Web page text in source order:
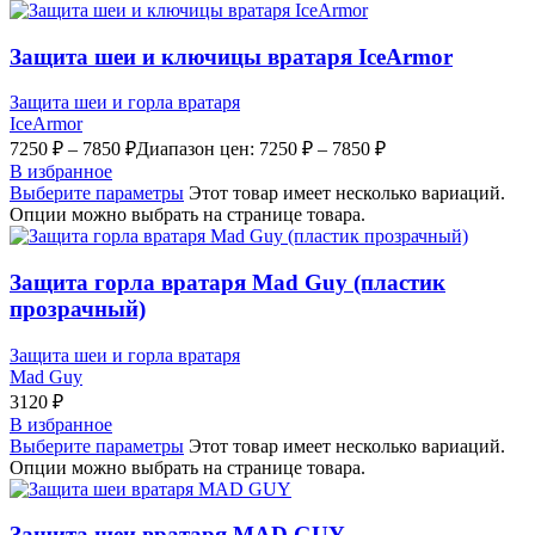
Защита шеи и ключицы вратаря IceArmor
Защита шеи и горла вратаря
IceArmor
7250 ₽ – 7850 ₽Диапазон цен: 7250 ₽ – 7850 ₽
В избранное
Выберите параметры Этот товар имеет несколько вариаций.
Опции можно выбрать на странице товара.
Защита горла вратаря Mad Guy (пластик
прозрачный)
Защита шеи и горла вратаря
Mad Guy
3120 ₽
В избранное
Выберите параметры Этот товар имеет несколько вариаций.
Опции можно выбрать на странице товара.